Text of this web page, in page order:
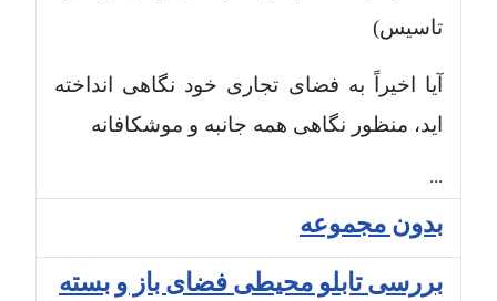
تاسیس)
آیا اخیراً به فضای تجاری خود نگاهی انداخته
اید، منظور نگاهی همه جانبه و موشکافانه
...
بدون مجموعه
بررسی تابلو محیطی فضای باز و بسته